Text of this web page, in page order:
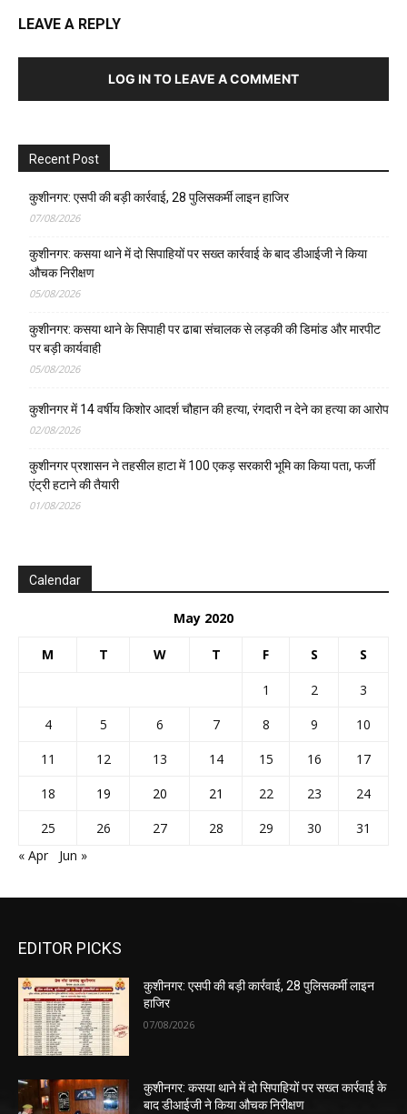
LEAVE A REPLY
LOG IN TO LEAVE A COMMENT
Recent Post
कुशीनगर: एसपी की बड़ी कार्रवाई, 28 पुलिसकर्मी लाइन हाजिर
07/08/2026
कुशीनगर: कसया थाने में दो सिपाहियों पर सख्त कार्रवाई के बाद डीआईजी ने किया
औचक निरीक्षण
05/08/2026
कुशीनगर: कसया थाने के सिपाही पर ढाबा संचालक से लड़की की डिमांड और मारपीट
पर बड़ी कार्यवाही
05/08/2026
कुशीनगर में 14 वर्षीय किशोर आदर्श चौहान की हत्या, रंगदारी न देने का हत्या का आरोप
02/08/2026
कुशीनगर प्रशासन ने तहसील हाटा में 100 एकड़ सरकारी भूमि का किया पता, फर्जी
एंट्री हटाने की तैयारी
01/08/2026
Calendar
May 2020
M T W T F S S
1 2
3
4
5 6 7 8 9
10
11
12 13 14 15 16
17
18
19 20 21 22 23
24
25
26 27 28 29 30
31
« Apr
Jun »
EDITOR PICKS
कुशीनगर: एसपी की बड़ी कार्रवाई, 28 पुलिसकर्मी लाइन
हाजिर
07/08/2026
कुशीनगर: कसया थाने में दो सिपाहियों पर सख्त कार्रवाई के
बाद डीआईजी ने किया औचक निरीक्षण